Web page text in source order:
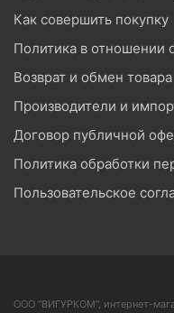
Как совершить покупку
Политика в отношении
Возврат и обмен товара
Производители и
Договор публичной
Политика обработки
Пользовательское
ООО "ВИГУРКОМ", интернет-